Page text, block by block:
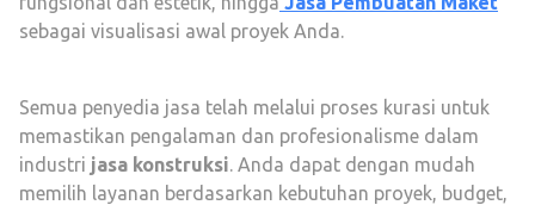
sebagai visualisasi awal proyek Anda.
Semua penyedia jasa telah melalui proses kurasi untuk
memastikan pengalaman dan profesionalisme dalam
industri jasa konstruksi. Anda dapat dengan mudah
memilih layanan berdasarkan kebutuhan proyek, budget,